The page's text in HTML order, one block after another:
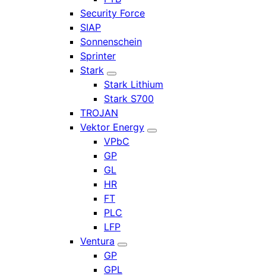
Security Force
SIAP
Sonnenschein
Sprinter
Stark
Stark Lithium
Stark S700
TROJAN
Vektor Energy
VPbC
GP
GL
HR
FT
PLC
LFP
Ventura
GP
GPL